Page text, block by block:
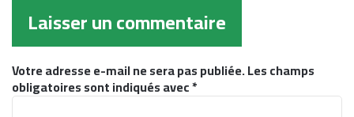
Laisser un commentaire
Votre adresse e-mail ne sera pas publiée.Les champs
obligatoires sont indiqués avec*
C